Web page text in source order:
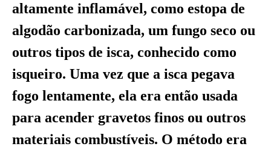
altamente inflamável, como estopa de
algodão carbonizada, um fungo seco ou
outros tipos de isca, conhecido como
isqueiro. Uma vez que a isca pegava
fogo lentamente, ela era então usada
para acender gravetos finos ou outros
materiais combustíveis. O método era